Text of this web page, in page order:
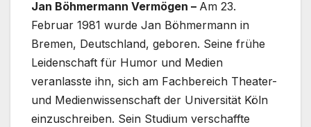
Jan Böhmermann Vermögen – Am 23.
Februar 1981 wurde Jan Böhmermann in
Bremen, Deutschland, geboren. Seine frühe
Leidenschaft für Humor und Medien
veranlasste ihn, sich am Fachbereich Theater-
und Medienwissenschaft der Universität Köln
einzuschreiben. Sein Studium verschaffte